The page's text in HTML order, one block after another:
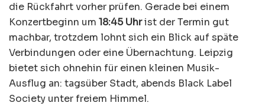
die Rückfahrt vorher prüfen. Gerade bei einem
Konzertbeginn um 18:45 Uhrist der Termin gut
machbar, trotzdem lohnt sich ein Blick auf späte
Verbindungen oder eine Übernachtung. Leipzig
bietet sich ohnehin für einen kleinen Musik-
Ausflug an: tagsüber Stadt, abends Black Label
Society unter freiem Himmel.